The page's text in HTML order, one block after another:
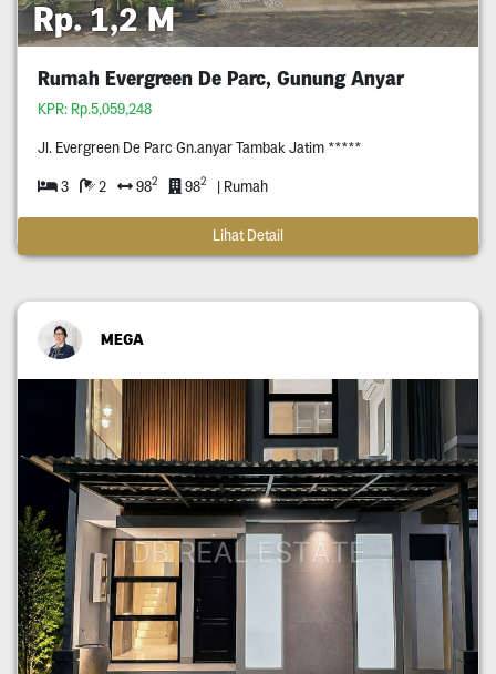
Rp. 1,2 M
Rumah Evergreen De Parc, Gunung Anyar
KPR: Rp.5,059,248
Jl. Evergreen De Parc Gn.anyar Tambak Jatim *****
3 2 982 982 | Rumah
Lihat Detail
MEGA